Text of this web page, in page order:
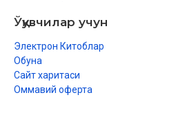
Ўқувчилар учун
Электрон Китоблар
Обуна
Сайт харитаси
Оммавий оферта